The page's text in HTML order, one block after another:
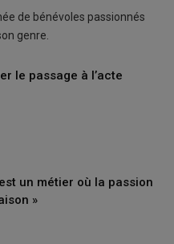
de bénévoles passionnés
genre.
le passage à l’acte
un métier où la passion
»